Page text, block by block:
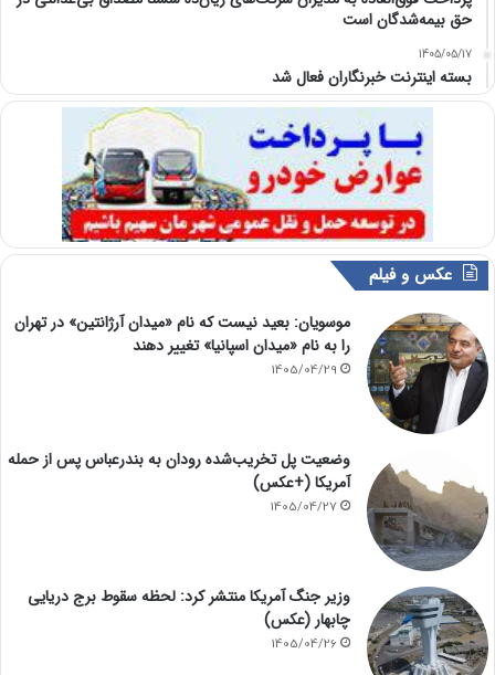
حق بیمه‌شدگان است
1405/05/17
بسته اینترنت خبرنگاران فعال شد
عکس و فیلم
موسویان: بعید نیست که نام «میدان آرژانتین» در تهران
را به نام «میدان اسپانیا» تغییر دهند
1405/04/29
وضعیت پل تخریب‌شده رودان به بندرعباس پس از حمله
آمریکا (+عکس)
1405/04/27
وزیر جنگ آمریکا منتشر کرد: لحظه سقوط برج دریایی
چابهار (عکس)
1405/04/26